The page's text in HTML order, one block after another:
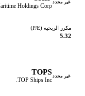
غير محدد
مكرر الربحية (P/E)
5.32
غير محدد TOPS
TOP Ships Inc.